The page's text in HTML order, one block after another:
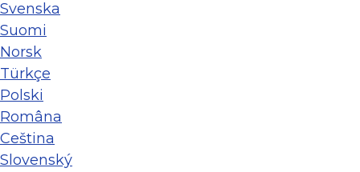
Svenska
Suomi
Norsk
Türkçe
Polski
Româna
Ceština
Slovenský